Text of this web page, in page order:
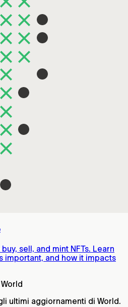
sell, and mint NFTs. Learn
important, and how it impacts
ultimi aggiornamenti di World.